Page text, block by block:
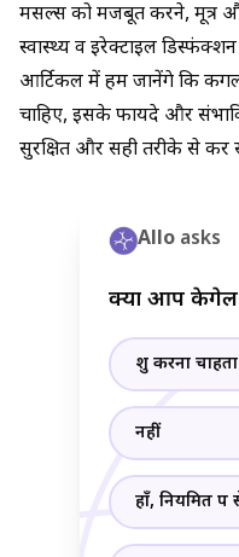
मसल्स को मजबूत करने, मूत्र
स्वास्थ्य व इरेक्टाइल
आर्टिकल में हम जानेंगे कि
चाहिए, इसके फायदे और
सुरक्षित और सही तरीके से कर
Allo asks
क्या आप केगेल
शुरू करना
नहीं
हाँ, नियमित रूप